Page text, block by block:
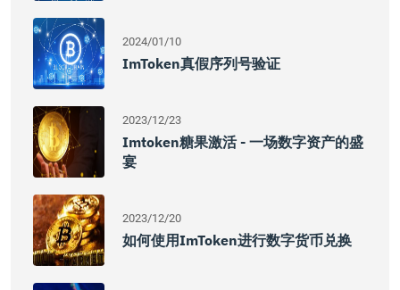
2024/01/10
ImToken真假序列号验证
2023/12/23
Imtoken糖果激活 - 一场数字资产的盛
宴
2023/12/20
如何使用imToken进行数字货币兑换